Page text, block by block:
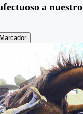
a
Marcador